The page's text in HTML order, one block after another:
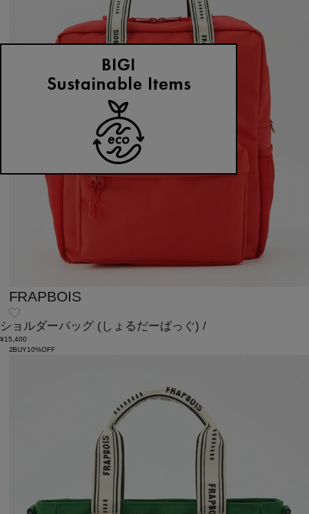
FRAPBOIS
ショルダーバッグ (しょるだーばっぐ) /
¥15,400
2BUY10%OFF